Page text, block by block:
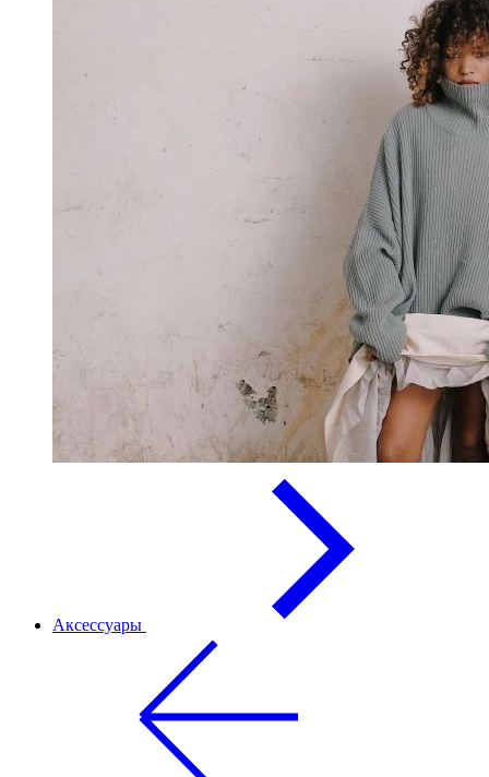
Аксессуары